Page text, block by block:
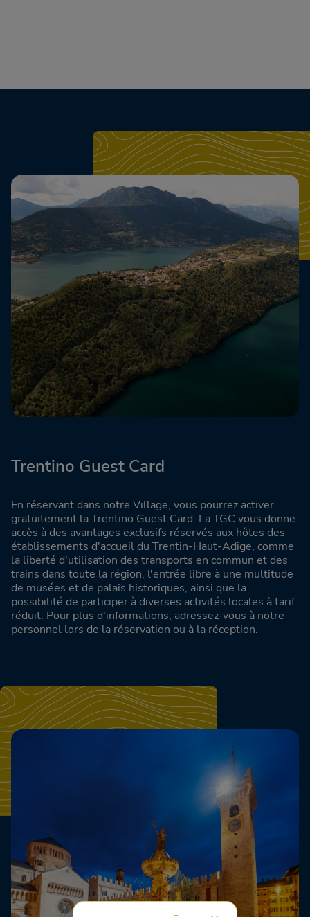
Trentino Guest Card
En réservant dans notre Village, vous pourrez activer
gratuitement la Trentino Guest Card. La TGC vous donne
accès à des avantages exclusifs réservés aux hôtes des
établissements d'accueil du Trentin-Haut-Adige, comme
la liberté d'utilisation des transports en commun et des
trains dans toute la région, l'entrée libre à une multitude
de musées et de palais historiques, ainsi que la
possibilité de participer à diverses activités locales à tarif
réduit. Pour plus d'informations, adressez-vous à notre
personnel lors de la réservation ou à la réception.